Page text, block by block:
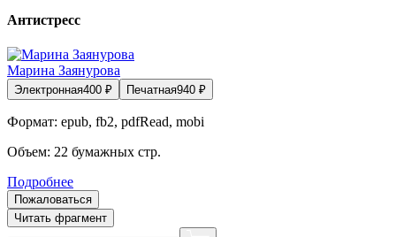
Антистресс
Марина Заянурова
Электронная400 ₽ Печатная940 ₽
Формат: epub, fb2, pdfRead, mobi
Объем: 22 бумажных стр.
Подробнее
Пожаловаться
Читать фрагмент